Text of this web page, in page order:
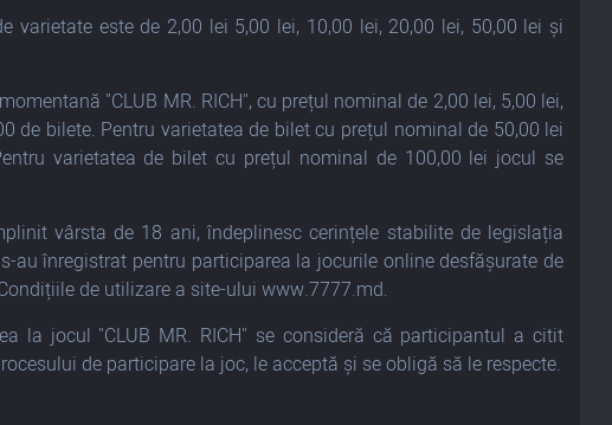
varietate este de 2,00 lei 5,00 lei, 10,00 lei, 20,00 lei, 50,00 lei și
"CLUB MR. RICH", cu prețul nominal de 2,00 lei, 5,00 lei,
de bilete. Pentru varietatea de bilet cu prețul nominal de 50,00 lei
varietatea de bilet cu prețul nominal de 100,00 lei jocul se
vârsta de 18 ani, îndeplinesc cerințele stabilite de legislația
înregistrat pentru participarea la jocurile online desfășurate de
de utilizare a site-ului www.7777.md.
la jocul "CLUB MR. RICH" se consideră că participantul a citit
de participare la joc, le acceptă și se obligă să le respecte.